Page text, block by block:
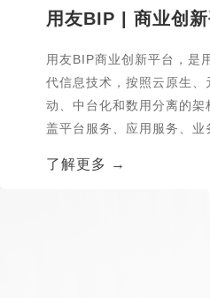
用友BIP | 商业创
用友BIP商业创新平台，是
代信息技术，按照云原生、
动、中台化和数用分离的架
盖平台服务、应用服务、业
了解更多 →